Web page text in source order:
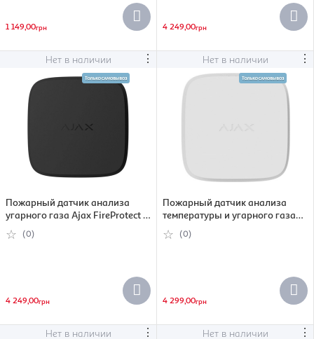
1 149,00грн 4 249,00грн
Нет в наличии ⋮
Пожарный датчик анализа
угарного газа Ajax FireProtect 2
SB CO, Jeweller, беспроводной,
черный (000035052)
(0)
4 249,00грн
Нет в наличии ⋮
Пожарный датчик анализа
температуры и угарного газа
Ajax FireProtect 2 SB Heat CO,
Jeweller, беспроводной, белый
(0)
4 299,00грн
Нет в наличии ⋮ Нет в наличии ⋮